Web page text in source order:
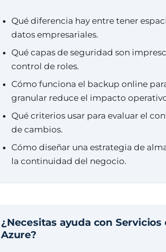
Qué diferencia hay entre tener
datos empresariales.
Qué capas de seguridad son
control de roles.
Cómo funciona el backup online
granular reduce el impacto
Qué criterios usar para evaluar el
de cambios.
Cómo diseñar una estrategia de
la continuidad del negocio.
¿Necesitas ayuda con
Azure?